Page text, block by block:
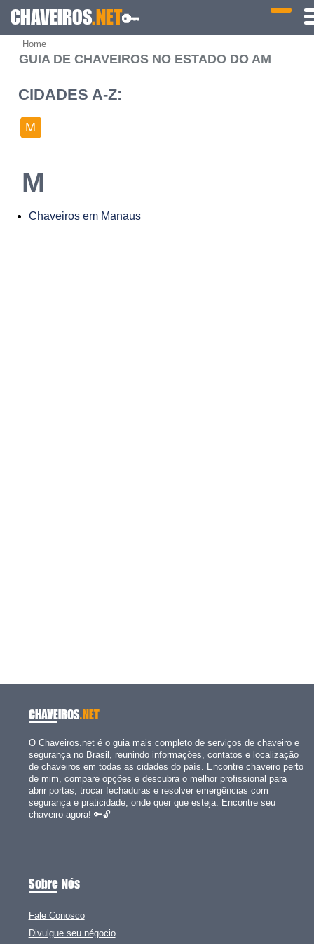
CHAVEIROS.NET🔑
Home
GUIA DE CHAVEIROS NO ESTADO DO AM
CIDADES A-Z:
M
M
Chaveiros em Manaus
CHAVEIROS.NET
O Chaveiros.net é o guia mais completo de serviços de chaveiro e
segurança no Brasil, reunindo informações, contatos e localização
de chaveiros em todas as cidades do país. Encontre chaveiro perto
de mim, compare opções e descubra o melhor profissional para
abrir portas, trocar fechaduras e resolver emergências com
segurança e praticidade, onde quer que esteja. Encontre seu
chaveiro agora! 🔑🔓
Sobre Nós
Fale Conosco
Divulgue seu négocio